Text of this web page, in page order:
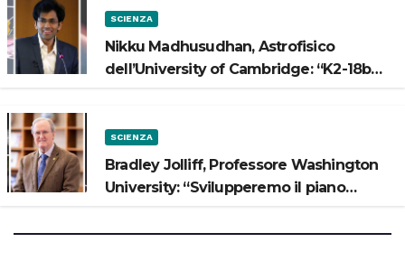
SCIENZA
Nikku Madhusudhan, Astrofisico
dell’University of Cambridge: “K2-18b
SCIENZA
Bradley Jolliff, Professore Washington
University: “Svilupperemo il piano